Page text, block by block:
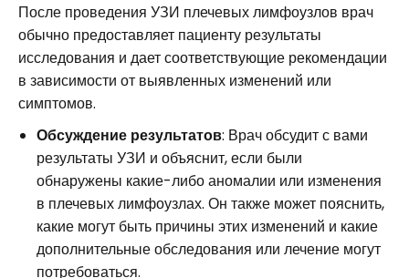
После проведения УЗИ плечевых лимфоузлов врач
обычно предоставляет пациенту результаты
исследования и дает соответствующие рекомендации
в зависимости от выявленных изменений или
симптомов.
Обсуждение результатов: Врач обсудит с вами
результаты УЗИ и объяснит, если были
обнаружены какие-либо аномалии или изменения
в плечевых лимфоузлах. Он также может пояснить,
какие могут быть причины этих изменений и какие
дополнительные обследования или лечение могут
потребоваться.